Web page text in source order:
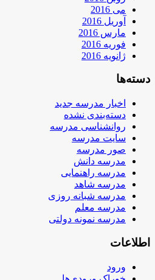
می 2016
آوریل 2016
مارس 2016
فوریه 2016
ژانویه 2016
دسته‌ها
اخبار مدرسه جدید
دسته‌بندی نشده
روانشناسی مدرسه
سایت مدرسه
صور مدرسه
مدرسه دانش
مدرسه راهنمایی
مدرسه شاهد
مدرسه شبانه روزی
مدرسه معلم
مدرسه نمونه دولتی
اطلاعات
ورود